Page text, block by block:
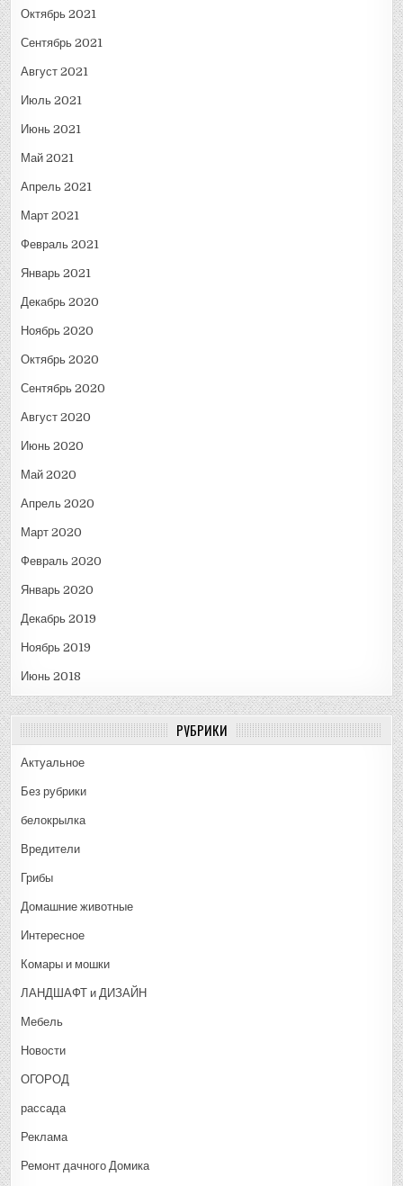
Октябрь 2021
Сентябрь 2021
Август 2021
Июль 2021
Июнь 2021
Май 2021
Апрель 2021
Март 2021
Февраль 2021
Январь 2021
Декабрь 2020
Ноябрь 2020
Октябрь 2020
Сентябрь 2020
Август 2020
Июнь 2020
Май 2020
Апрель 2020
Март 2020
Февраль 2020
Январь 2020
Декабрь 2019
Ноябрь 2019
Июнь 2018
РУБРИКИ
Актуальное
Без рубрики
белокрылка
Вредители
Грибы
Домашние животные
Интересное
Комары и мошки
ЛАНДШАФТ и ДИЗАЙН
Мебель
Новости
ОГОРОД
рассада
Реклама
Ремонт дачного Домика